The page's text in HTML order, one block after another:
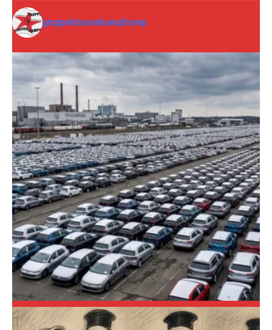
gruppeklassenkampfcorep